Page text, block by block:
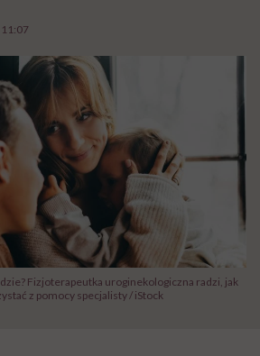
Fizjoterapeutka uroginekologiczna radzi, jak
z pomocy specjalisty / iStock